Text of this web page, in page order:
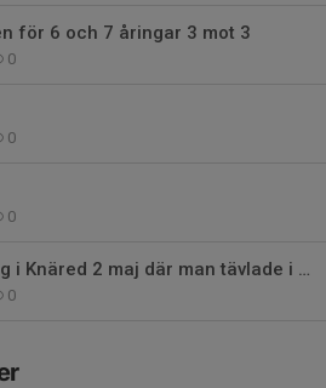
för 6 och 7 åringar 3 mot 3
0
0
0
Pickleball tävling i Knäred 2 maj där man tävlade i dubbel
0